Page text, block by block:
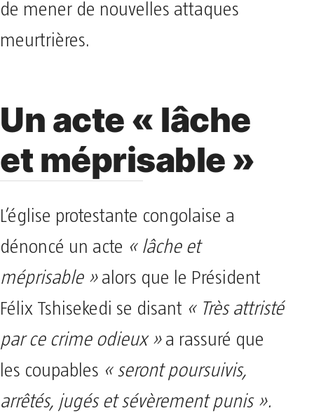
de mener de nouvelles attaques
meurtrières.
Un acte « lâche
et méprisable »
L’église protestante congolaise a
dénoncé un acte « lâche et
méprisable »alors que le Président
Félix Tshisekedi se disant « Très attristé
par ce crime odieux »a rassuré que
les coupables « seront poursuivis,
arrêtés, jugés et sévèrement punis ».